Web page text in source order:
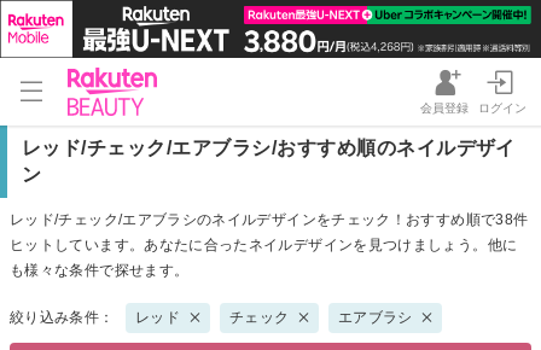
会員登録 ログイン
レッド/チェック/エアブラシ/おすすめ順のネイルデザイ
ン
レッド/チェック/エアブラシのネイルデザインをチェック！おすすめ順で38件
ヒットしています。あなたに合ったネイルデザインを見つけましょう。他に
も様々な条件で探せます。
絞り込み条件： レッド チェック エアブラシ